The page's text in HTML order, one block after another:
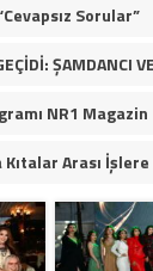
Sorular”
NR1 Magazin
Arası